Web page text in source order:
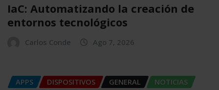
IaC: Automatizando la creación de
entornos tecnológicos
Carlos Conde Ago 7, 2026
APPS DISPOSITIVOS GENERAL
NOTICIAS